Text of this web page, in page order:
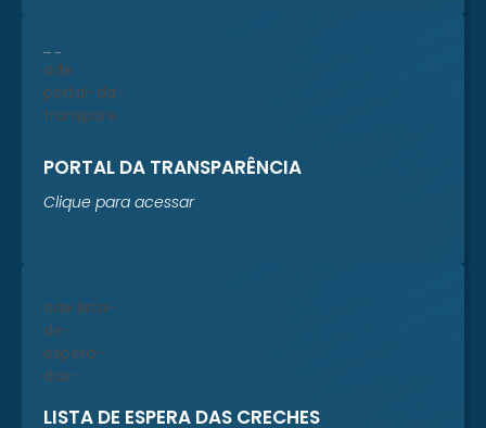
PORTAL DA TRANSPARÊNCIA
Clique para acessar
LISTA DE ESPERA DAS CRECHES